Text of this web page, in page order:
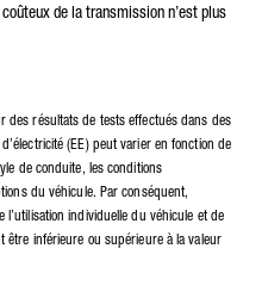
de la transmission n’est plus
des résultats de tests effectués dans des
(EE) peut varier en fonction de
de conduite, les conditions
du véhicule. Par conséquent,
individuelle du véhicule et de
être inférieure ou supérieure à la valeur